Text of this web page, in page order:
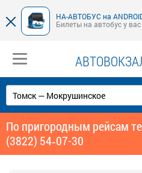
НА-АВТОБУС на
Билеты на автобус у
По пригородным рейсам
(3822) 54‑07-30